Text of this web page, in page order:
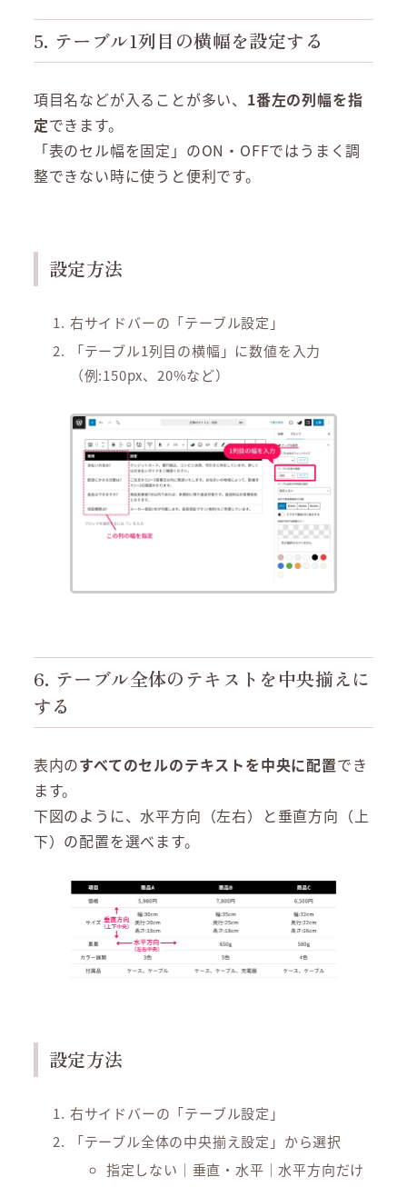
5. テーブル1列目の横幅を設定する
項目名などが入ることが多い、 1番左の列幅を指
定できます。
「表のセル幅を固定」のON・OFFではうまく調
整できない時に使うと便利です。
設定方法
右サイドバーの「テーブル設定」
「テーブル1列目の横幅」に数値を入力
（例:150px、20%など）
6. テーブル全体のテキストを中央揃えに
する
表内のすべてのセルのテキストを中央に配置でき
ます。
下図のように、水平方向（左右）と垂直方向（上
下）の配置を選べます。
設定方法
右サイドバーの「テーブル設定」
「テーブル全体の中央揃え設定」から選択
指定しない｜垂直・水平｜水平方向だけ